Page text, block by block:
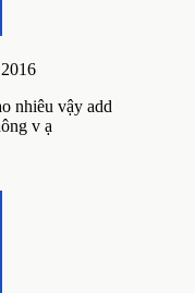
nhiêu vậy add
v ạ